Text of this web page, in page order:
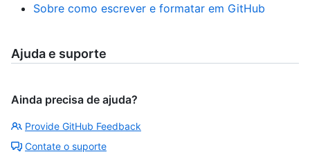
Sobre como escrever e formatar em GitHub
Ajuda e suporte
Ainda precisa de ajuda?
Provide GitHub Feedback
Contate o suporte